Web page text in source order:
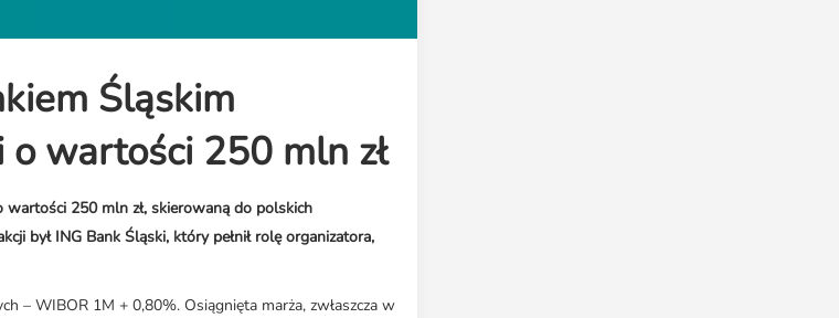
Śląskim
wartości 250 mln zł
wartości 250 mln zł, skierowaną do polskich
był ING Bank Śląski, który pełnił rolę organizatora,
– WIBOR 1M + 0,80%. Osiągnięta marża, zwłaszcza w